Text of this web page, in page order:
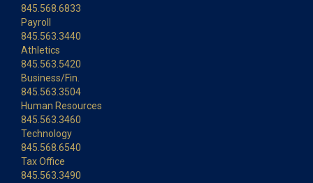
845.568.6833
Payroll
845.563.3440
Athletics
845.563.5420
Business/Fin.
845.563.3504
Human Resources
845.563.3460
Technology
845.568.6540
Tax Office
845.563.3490